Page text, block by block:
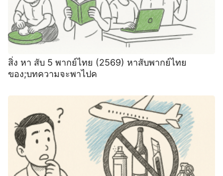
สิ่ง หา สับ 5 พากย์ไทย (2569) หาสับพากย์ไทย
ของ;บทความจะพาไปค